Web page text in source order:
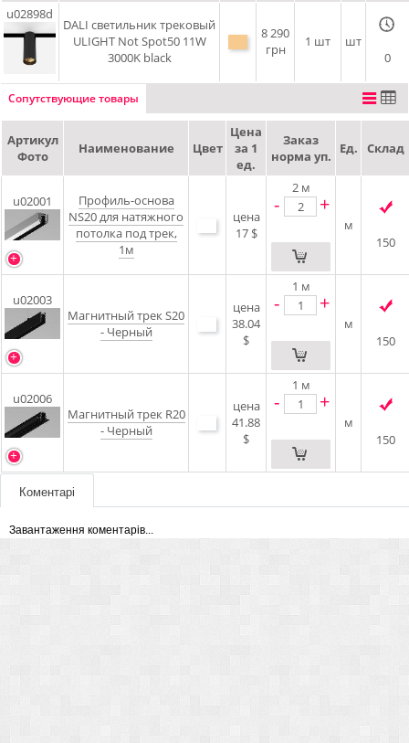
u02898d
DALI cветильник трековый
ULIGHT Not Spot50 11W
3000K black
8 290
грн
1 шт
шт
0
Сопутствующие товары
Артикул
Фото
Наименование Цвет
Цена
за 1
ед.
Заказ
норма уп.
Ед. Склад
u02001
Профиль-основа
NS20 для натяжного
потолка под трек,
1м
цена
17 $
2 м
- +
м
150
u02003
Магнитный трек S20
- Черный
цена
38.04
$
1 м
- +
м
150
u02006
Магнитный трек R20
- Черный
цена
41.88
$
1 м
- +
м
150
Коментарі
Завантаження коментарів...